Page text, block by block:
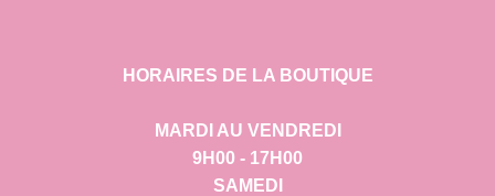
HORAIRES DE LA BOUTIQUE
MARDI AU VENDREDI
9H00 - 17H00
SAMEDI